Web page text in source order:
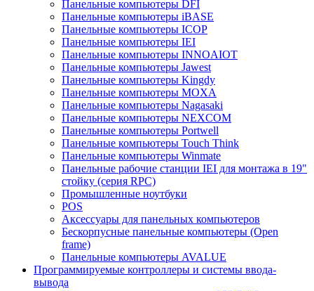
Панельные компьютеры DFI
Панельные компьютеры iBASE
Панельные компьютеры ICOP
Панельные компьютеры IEI
Панельные компьютеры INNOAIOT
Панельные компьютеры Jawest
Панельные компьютеры Kingdy
Панельные компьютеры MOXA
Панельные компьютеры Nagasaki
Панельные компьютеры NEXCOM
Панельные компьютеры Portwell
Панельные компьютеры Touch Think
Панельные компьютеры Winmate
Панельные рабочие станции IEI для монтажа в 19"
стойку (серия RPC)
Промышленные ноутбуки
POS
Аксессуары для панельных компьютеров
Бескорпусные панельные компьютеры (Open
frame)
Панельные компьютеры AVALUE
Программируемые контроллеры и системы ввода-
вывода